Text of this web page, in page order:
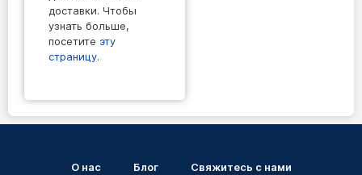
доставки. Чтобы
узнать больше,
посетите эту
страницу.
О нас Блог Свяжитесь с нами